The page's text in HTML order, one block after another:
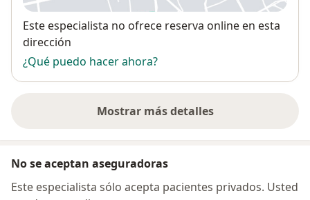
Disponibilidad
Este especialista no ofrece reserva online en esta
dirección
¿Qué puedo hacer ahora?
Mostrar más detalles
sobre la dirección
No se aceptan aseguradoras
Este especialista sólo acepta pacientes privados. Usted